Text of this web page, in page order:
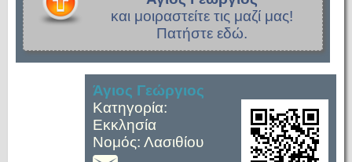
και μοιραστείτε τις μαζί μας!
Πατήστε εδώ.
Άγιος Γεώργιος
Κατηγορία:
Εκκλησία
Νομός: Λασιθίου